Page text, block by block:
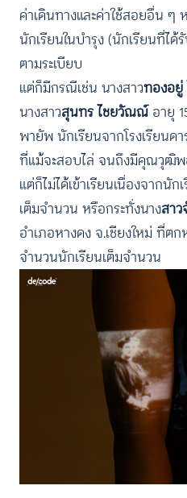
ค่าเดินทางและค่าใช้สอยอื่น ๆ
นักเรียนในบำรุง (นักเรียนที่ไ
ตามระเบียบ
แต่ก็มีกรณีเช่น นางสาวทองอ
นางสาวสุนทร ไชยวัณณ์อายุ
พายัพ นักเรียนจากโรงเรียนด
ที่แม้จะสอบไล่ จนถึงมีคุณวุฒิพ
แต่ก็ไม่ได้เข้าเรียนเนื่องจากนั
เต็มจำนวน หรือกระทั่งนางสา
อำเภอหางดง จ.เชียงใหม่ ที่ต
จำนวนนักเรียนเต็มจำนวน